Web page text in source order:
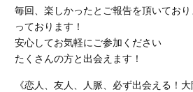
毎回、楽しかったとご報告を頂いてお
っております！
安心してお気軽にご参加ください
たくさんの方と出会えます！
《恋人、友人、人脈、必ず出会える！